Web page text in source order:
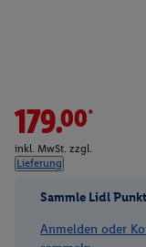
179.00*
inkl. MwSt. zzgl.
Lieferung
Sammle Lidl
Anmelden oder